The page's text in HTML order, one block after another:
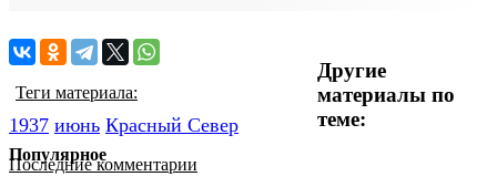
Другие
материалы по
теме:
Теги материала:
1937 июнь Красный Cевер
Последние комментарии
Популярное